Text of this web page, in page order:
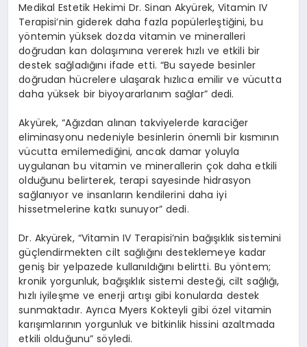
Medikal Estetik Hekimi Dr. Sinan Akyürek, Vitamin IV
Terapisi’nin giderek daha fazla popülerleştiğini, bu
yöntemin yüksek dozda vitamin ve mineralleri
doğrudan kan dolaşımına vererek hızlı ve etkili bir
destek sağladığını ifade etti. “Bu sayede besinler
doğrudan hücrelere ulaşarak hızlıca emilir ve vücutta
daha yüksek bir biyoyararlanım sağlar” dedi.
Akyürek, “Ağızdan alınan takviyelerde karaciğer
eliminasyonu nedeniyle besinlerin önemli bir kısmının
vücutta emilemediğini, ancak damar yoluyla
uygulanan bu vitamin ve minerallerin çok daha etkili
olduğunu belirterek, terapi sayesinde hidrasyon
sağlanıyor ve insanların kendilerini daha iyi
hissetmelerine katkı sunuyor” dedi.
Dr. Akyürek, “Vitamin IV Terapisi’nin bağışıklık sistemini
güçlendirmekten cilt sağlığını desteklemeye kadar
geniş bir yelpazede kullanıldığını belirtti. Bu yöntem;
kronik yorgunluk, bağışıklık sistemi desteği, cilt sağlığı,
hızlı iyileşme ve enerji artışı gibi konularda destek
sunmaktadır. Ayrıca Myers Kokteyli gibi özel vitamin
karışımlarının yorgunluk ve bitkinlik hissini azaltmada
etkili olduğunu” söyledi.